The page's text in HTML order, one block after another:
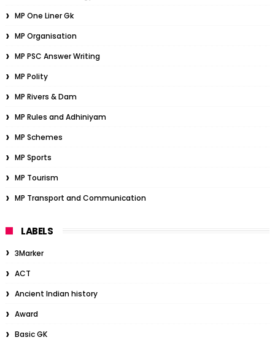
MP One Liner Gk
MP Organisation
MP PSC Answer Writing
MP Polity
MP Rivers & Dam
MP Rules and Adhiniyam
MP Schemes
MP Sports
MP Tourism
MP Transport and Communication
LABELS
3Marker
ACT
Ancient Indian history
Award
Basic GK